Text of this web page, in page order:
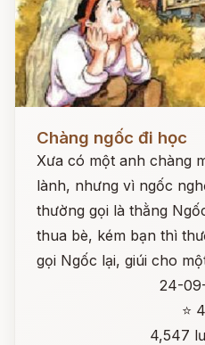
Chàng ngốc đi học
Xưa có một anh chàng
lành, nhưng vì ngốc
thường gọi là thằng
thua bè, kém bạn thì
gọi Ngốc lại, giúi cho
24-
⭐
4,547